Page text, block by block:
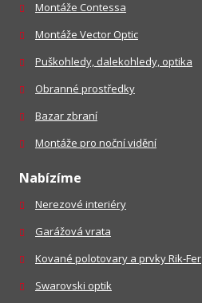
Montáže Contessa
Montáže Vector Optic
Puškohledy, dalekohledy, optika
Obranné prostředky
Bazar zbraní
Montáže pro noční vidění
Nabízíme
Nerezové interiéry
Garážová vrata
Kované polotovary a prvky Rik-Fer
Swarovski optik